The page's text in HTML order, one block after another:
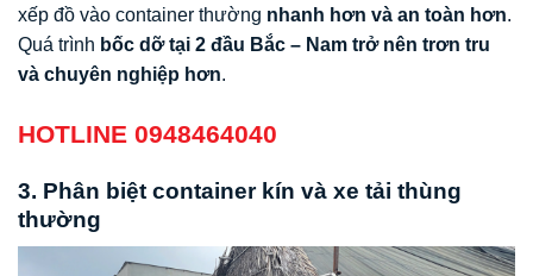
xếp đồ vào container thường nhanh hơn và an toàn hơn.
Quá trình bốc dỡ tại 2 đầu Bắc – Nam trở nên trơn tru
và chuyên nghiệp hơn.
HOTLINE 0948464040
3. Phân biệt container kín và xe tải thùng
thường